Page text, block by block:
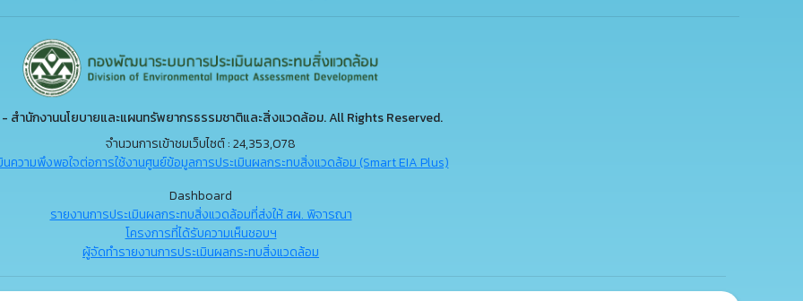
สำนักงานนโยบายและแผนทรัพยากรธรรมชาติและสิ่งแวดล้อม. All Rights Reserved.
จำนวนการเข้าชมเว็บไซต์ : 24,353,078
นความพึงพอใจต่อการใช้งานศูนย์ข้อมูลการประเมินผลกระทบสิ่งแวดล้อม (Smart EIA Plus)
Dashboard
รายงานการประเมินผลกระทบสิ่งแวดล้อมที่ส่งให้ สผ. พิจารณา
โครงการที่ได้รับความเห็นชอบฯ
ผู้จัดทำรายงานการประเมินผลกระทบสิ่งแวดล้อม